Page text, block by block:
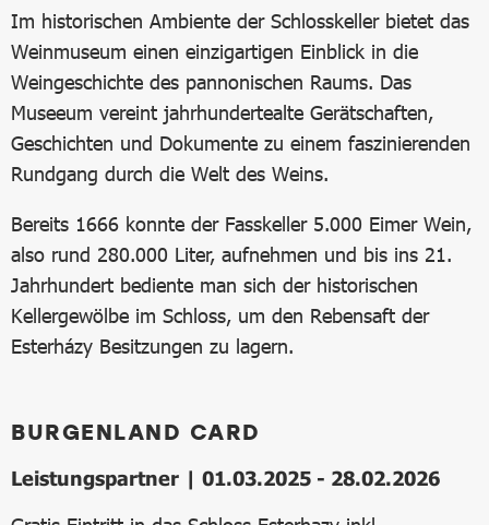
Im historischen Ambiente der Schlosskeller bietet das
Weinmuseum einen einzigartigen Einblick in die
Weingeschichte des pannonischen Raums. Das
Museeum vereint jahrhundertealte Gerätschaften,
Geschichten und Dokumente zu einem faszinierenden
Rundgang durch die Welt des Weins.
Bereits 1666 konnte der Fasskeller 5.000 Eimer Wein,
also rund 280.000 Liter, aufnehmen und bis ins 21.
Jahrhundert bediente man sich der historischen
Kellergewölbe im Schloss, um den Rebensaft der
Esterházy Besitzungen zu lagern.
BURGENLAND CARD
Leistungspartner | 01.03.2025 - 28.02.2026